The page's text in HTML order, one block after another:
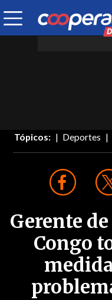
Tópicos: Deportes
Gerente
Congo